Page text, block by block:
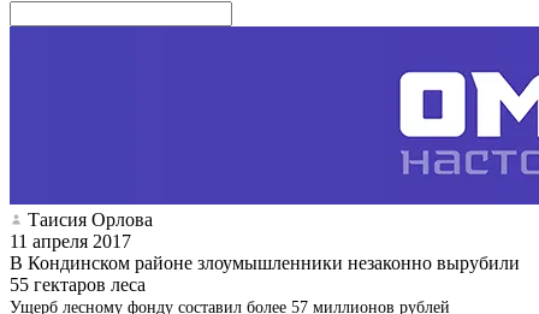
Таисия Орлова
11 апреля 2017
В Кондинском районе злоумышленники незаконно вырубили
55 гектаров леса
Ущерб лесному фонду составил более 57 миллионов рублей